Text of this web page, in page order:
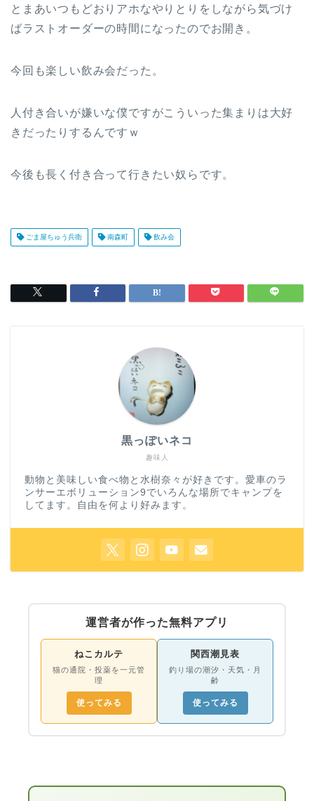
とまあいつもどおりアホなやりとりをしながら気づけ
ばラストオーダーの時間になったのでお開き。
今回も楽しい飲み会だった。
人付き合いが嫌いな僕ですがこういった集まりは大好
きだったりするんですｗ
今後も長く付き合って行きたい奴らです。
ごま屋ちゅう兵衛 南森町 飲み会
趣味人
黒っぽいネコ
動物と美味しい食べ物と水樹奈々が好きです。愛車のラ
ンサーエボリューション9でいろんな場所でキャンプを
してます。自由を何より好みます。
運営者が作った無料アプリ
ねこカルテ
猫の通院・投薬を一元管
理
使ってみる
関西潮見表
釣り場の潮汐・天気・月
齢
使ってみる